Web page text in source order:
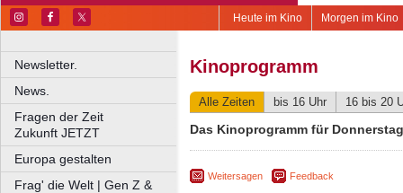
Morgen im Kino
Heute im Kino
Newsletter.
News.
Fragen der Zeit
Zukunft JETZT
Europa gestalten
Frag' die Welt | Gen Z &
Kinoprogramm
Alle Zeiten bis 16 Uhr 16 bis 20
Das Kinoprogramm für
Weitersagen Feedback